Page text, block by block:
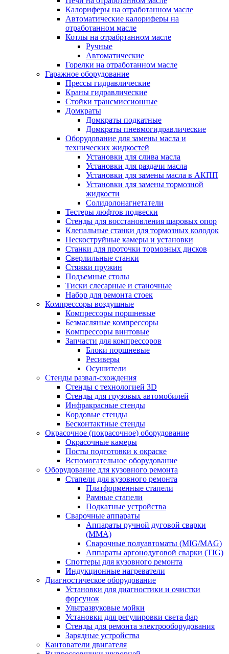
Калориферы на отработанном масле
Автоматические калориферы на
отработанном масле
Котлы на отрабртанном масле
Ручные
Автоматические
Горелки на отработанном масле
Гаражное оборудование
Прессы гидравлические
Краны гидравлические
Стойки трансмиссионные
Домкраты
Домкраты подкатные
Домкраты пневмогидравлические
Оборудование для замены масла и
технических жидкостей
Установки для слива масла
Установки для раздачи масла
Установки для замены масла в АКПП
Установки для замены тормозной
жидкости
Солидолонагнетатели
Тестеры люфтов подвески
Стенды для восстановления шаровых опор
Клепальные станки для тормозных колодок
Пескоструйные камеры и установки
Станки для проточки тормозных дисков
Сверлильные станки
Стяжки пружин
Подъемные столы
Тиски слесарные и станочные
Набор для ремонта стоек
Компрессоры воздушные
Компрессоры поршневые
Безмасляные компрессоры
Компрессоры винтовые
Запчасти для компрессоров
Блоки поршневые
Ресиверы
Осушители
Стенды развал-схождения
Стенды с технологией 3D
Стенды для грузовых автомобилей
Инфракрасные стенды
Кордовые стенды
Бесконтактные стенды
Окрасочное (покрасочное) оборудование
Окрасочные камеры
Посты подготовки к окраске
Вспомогательное оборудование
Оборудование для кузовного ремонта
Стапели для кузовного ремонта
Платформенные стапели
Рамные стапели
Подкатные устройства
Сварочные аппараты
Аппараты ручной дуговой сварки
(MMA)
Сварочные полуавтоматы (MIG/MAG)
Аппараты аргонодуговой сварки (TIG)
Споттеры для кузовного ремонта
Индукционные нагреватели
Диагностическое оборудование
Установки для диагностики и очистки
форсунок
Ультразвуковые мойки
Установки для регулировки света фар
Стенды для ремонта электрооборудования
Зарядные устройства
Кантователи двигателя